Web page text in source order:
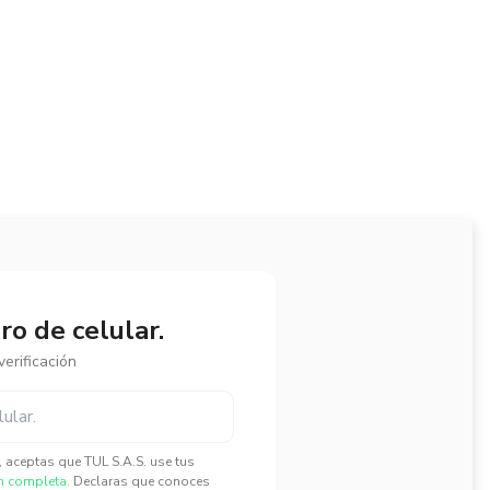
de celular.
que TUL S.A.S. use tus
completa. Declaras que conoces